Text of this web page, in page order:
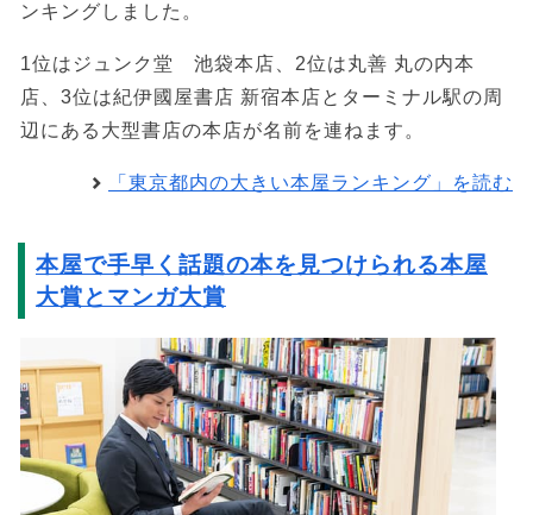
ンキングしました。
1位はジュンク堂 池袋本店、2位は丸善 丸の内本
店、3位は紀伊國屋書店 新宿本店とターミナル駅の周
辺にある大型書店の本店が名前を連ねます。
「東京都内の大きい本屋ランキング」を読む
本屋で手早く話題の本を見つけられる本屋
大賞とマンガ大賞